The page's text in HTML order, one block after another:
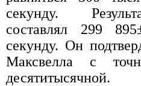
секунду.
составлял 299
секунду. Он
Максвелла с
десятитысячной.